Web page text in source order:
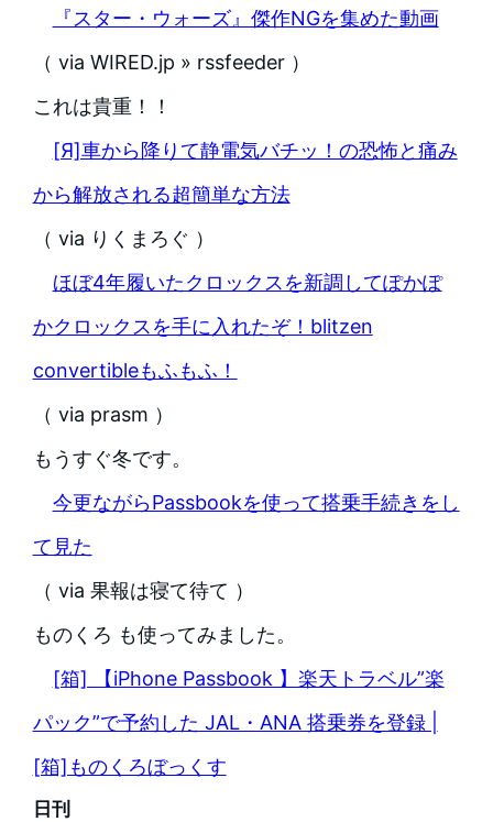
『スター・ウォーズ』傑作NGを集めた動画
（ via WIRED.jp » rssfeeder ）
これは貴重！！
[Я]車から降りて静電気バチッ！の恐怖と痛み
から解放される超簡単な方法
（ via りくまろぐ ）
ほぼ4年履いたクロックスを新調してぽかぽ
かクロックスを手に入れたぞ！blitzen
convertibleもふもふ！
（ via prasm ）
もうすぐ冬です。
今更ながらPassbookを使って搭乗手続きをし
て見た
（ via 果報は寝て待て ）
ものくろ も使ってみました。
[箱] 【iPhone Passbook 】楽天トラベル”楽
パック”で予約した JAL・ANA 搭乗券を登録 |
[箱]ものくろぼっくす
日刊